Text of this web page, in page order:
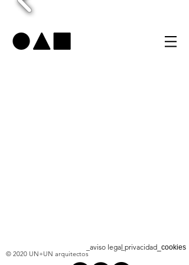
© 2020 UN+UN arquitectos
_aviso legal_privacidad _cookies